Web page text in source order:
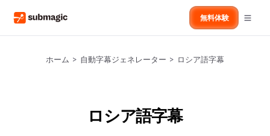
無料体験
ホーム > 自動字幕ジェネレーター > ロシア語字幕
ロシア語字幕